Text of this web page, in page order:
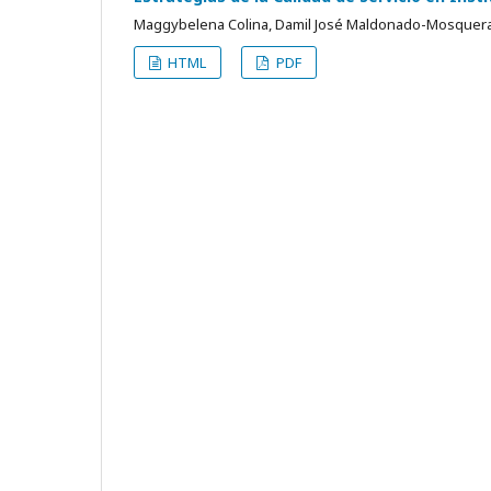
Maggybelena Colina, Damil José Maldonado-
HTML
PDF